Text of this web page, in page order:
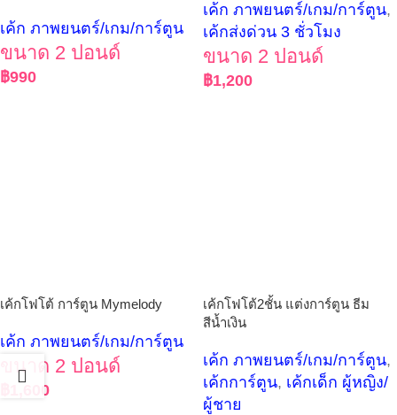
เค้ก ภาพยนตร์/เกม/การ์ตูน
ขนาด 2 ปอนด์
฿990
เค้ก ภาพยนตร์/เกม/การ์ตูน,
เค้กส่งด่วน 3 ชั่วโมง
ขนาด 2 ปอนด์
฿1,200
เค้กโฟโต้ การ์ตูน Mymelody
เค้ก ภาพยนตร์/เกม/การ์ตูน
ขนาด 2 ปอนด์
1,600
เค้กโฟโต้2ชั้น แต่งการ์ตูน ธีม
สีน้ำเงิน
เค้ก ภาพยนตร์/เกม/การ์ตูน,
เค้กการ์ตูน, เค้กเด็ก ผู้หญิง/
ผู้ชาย